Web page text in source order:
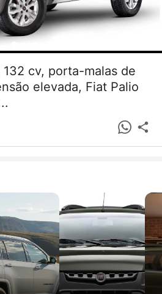
cv, porta-malas de
elevada, Fiat Palio